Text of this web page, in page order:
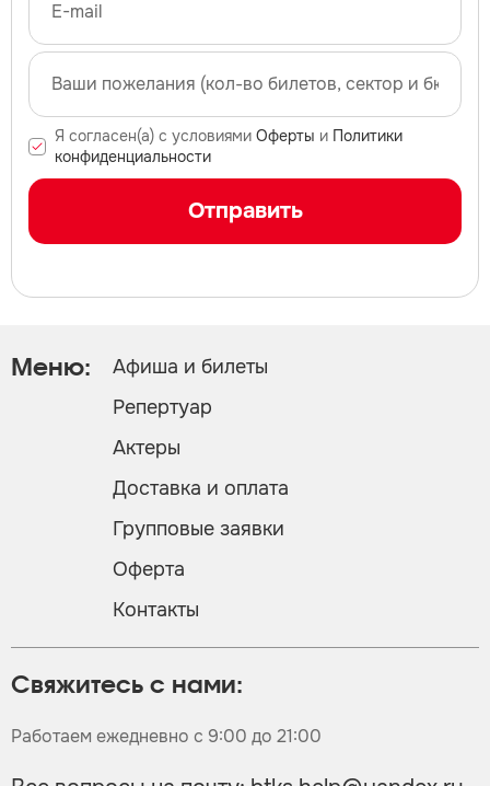
Я согласен(а) с условиями Оферты и Политики
конфиденциальности
Отправить
Свяжитесь с нами:
Работаем ежедневно с 9:00 до 21:00
Меню:
Афиша и билеты
Репертуар
Актеры
Доставка и оплата
Групповые заявки
Оферта
Контакты